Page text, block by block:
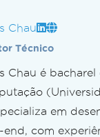
Chau
Técnico
Chau é bacharel
em
com